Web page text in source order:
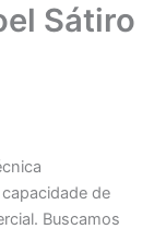
Sátiro
de
Buscamos